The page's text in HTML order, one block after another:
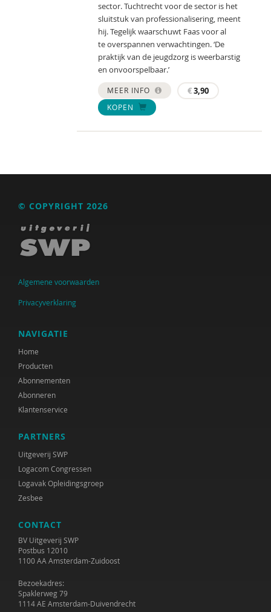
sector. Tuchtrecht voor de sector is het
sluitstuk van professionalisering, meent
hij. Tegelijk waarschuwt Faas voor al
te overspannen verwachtingen. ‘De
praktijk van de jeugdzorg is weerbarstig
en onvoorspelbaar.’
MEER INFO €3,90
KOPEN
© COPYRIGHT 2026
Algemene voorwaarden
Privacyverklaring
NAVIGATIE
Home
Producten
Abonnementen
Abonneren
Klantenservice
PARTNERS
Uitgeverij SWP
Logacom Congressen
Logavak Opleidingsgroep
Zesbee
CONTACT
BV Uitgeverij SWP
Postbus 12010
1100 AA Amsterdam-Zuidoost
Bezoekadres:
Spaklerweg 79
1114 AE Amsterdam-Duivendrecht